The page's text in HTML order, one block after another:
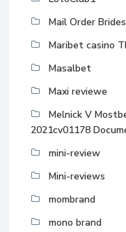
Mail Order Brides
Maribet casino
Masalbet
Maxi reviewe
Melnick V
2021cv01178
mini-review
Mini-reviews
mombrand
mono brand